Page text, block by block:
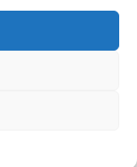
by Studio 53